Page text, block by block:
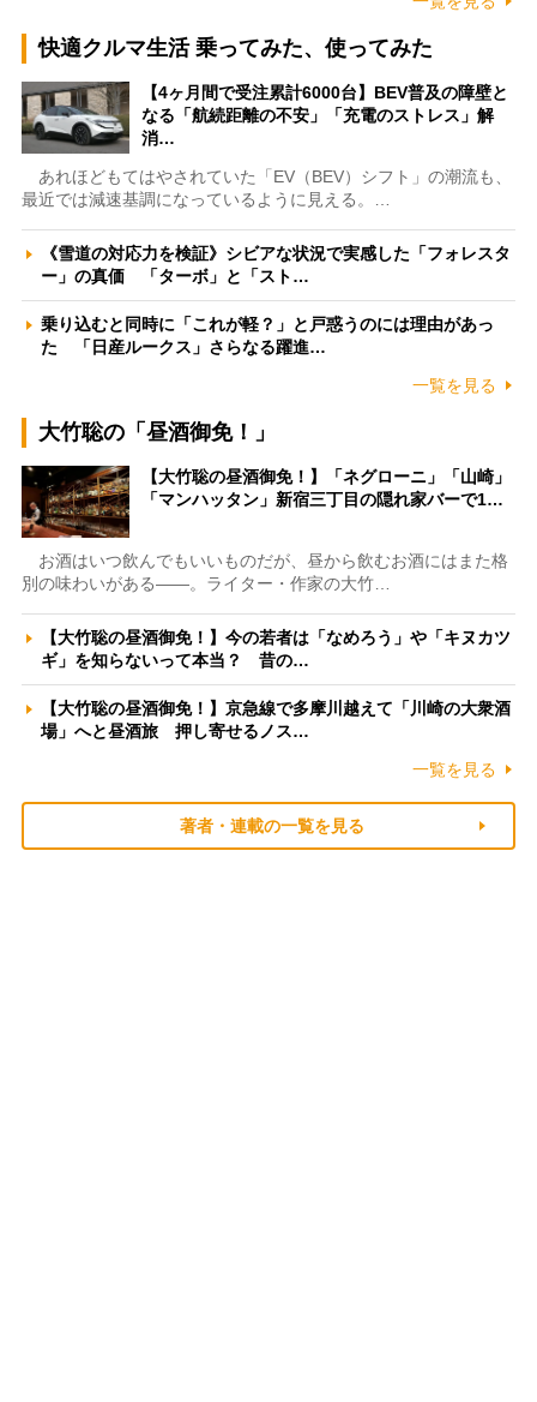
快適クルマ生活 乗ってみた、使ってみた
【4ヶ月間で受注累計6000台】BEV普及の障壁と
なる「航続距離の不安」「充電のストレス」解
消…
あれほどもてはやされていた「EV（BEV）シフト」の潮流も、
最近では減速基調になっているように見える。…
《雪道の対応力を検証》シビアな状況で実感した「フォレスタ
ー」の真価 「ターボ」と「スト…
乗り込むと同時に「これが軽？」と戸惑うのには理由があっ
た 「日産ルークス」さらなる躍進…
一覧を見る
大竹聡の「昼酒御免！」
【大竹聡の昼酒御免！】「ネグローニ」「山崎」
「マンハッタン」新宿三丁目の隠れ家バーで1…
お酒はいつ飲んでもいいものだが、昼から飲むお酒にはまた格
別の味わいがある――。ライター・作家の大竹…
【大竹聡の昼酒御免！】今の若者は「なめろう」や「キヌカツ
ギ」を知らないって本当？ 昔の…
【大竹聡の昼酒御免！】京急線で多摩川越えて「川崎の大衆酒
場」へと昼酒旅 押し寄せるノス…
一覧を見る
著者・連載の一覧を見る